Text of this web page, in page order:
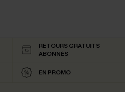
RETOURS GRATUITS
ABONNÉS
EN PROMO